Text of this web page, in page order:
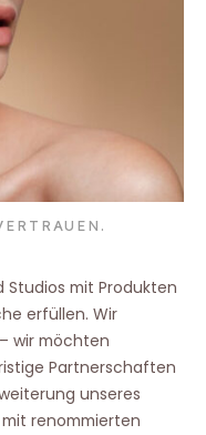
Studios mit Produkten
erfüllen. Wir
wir möchten
Partnerschaften
unseres
renommierten